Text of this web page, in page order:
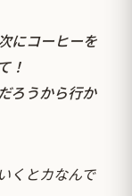
にコーヒーを
！
ろうから行か
くとカなんで